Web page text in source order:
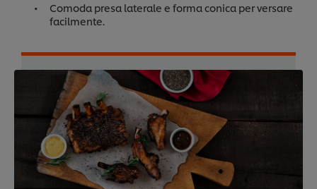
Comoda presa laterale e forma conica per versare
facilmente.